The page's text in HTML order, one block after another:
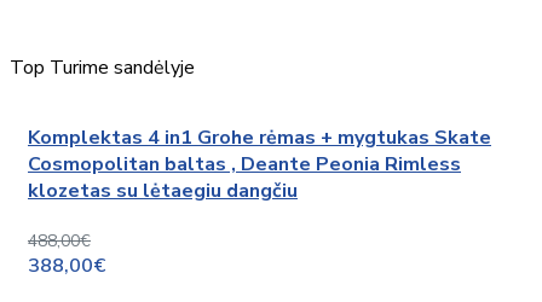
Top Turime sandėlyje
Komplektas 4 in1 Grohe rėmas + mygtukas Skate
Cosmopolitan baltas , Deante Peonia Rimless
klozetas su lėtaegiu dangčiu
488,00€
388,00€